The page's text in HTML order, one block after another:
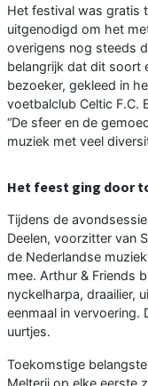
Het festival was gratis
uitgenodigd om het
overigens nog steeds
belangrijk dat dit soort
bezoeker, gekleed in
voetbalclub Celtic F.C.
“De sfeer en de
muziek met veel
Het feest ging door
Tijdens de
Deelen, voorzitter van
de Nederlandse
mee. Arthur & Friends
nyckelharpa, draailier,
eenmaal in vervoering.
uurtjes.
Toekomstige
Melterij op elke eerste